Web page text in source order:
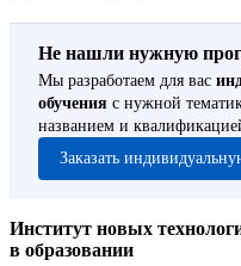
Не нашли нужную
Мы разработаем для вас
обучения с нужной
названием и
Заказать
Институт новых
в образовании